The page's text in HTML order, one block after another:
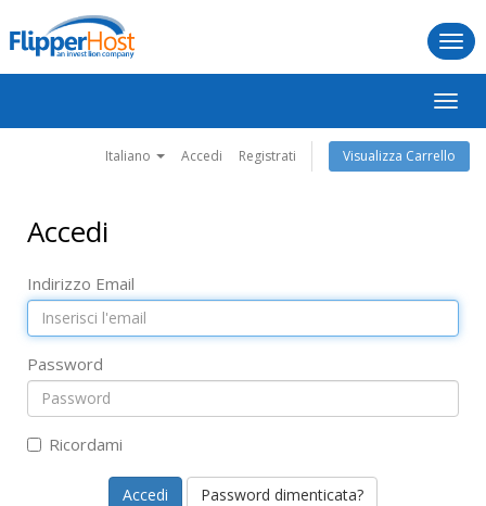
Attiva
Italiano Accedi Registrati Visualizza Carrello
Accedi
Indirizzo Email
Password
Ricordami
Password dimenticata?